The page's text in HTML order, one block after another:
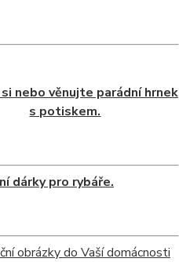
nebo věnujte parádní hrnek
s potiskem.
dárky pro rybáře.
obrázky do Vaší domácnosti